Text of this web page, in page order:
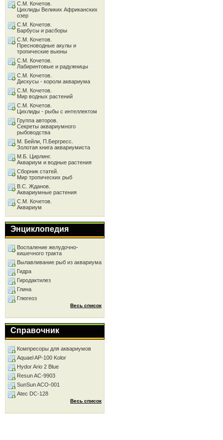
С.М. Кочетов.
Цихлиды Великих Африканских
озер
С.М. Кочетов.
Барбусы и расборы
С.М. Кочетов.
Пресноводные акулы и
тропические вьюны
С.М. Кочетов.
Лабиринтовые и радужницы
С.М. Кочетов.
Дискусы - короли аквариума
С.М. Кочетов.
Мир водных растений
С.М. Кочетов.
Цихлиды - рыбы с интеллектом
Группа авторов.
Секреты аквариумного
рыбоводства
М. Бейли, П.Бергресс.
Золотая книга аквариумиста
М.Б. Цирлинг.
Аквариум и водные растения
Сборник статей.
Мир тропических рыб
В.С. Жданов.
Аквариумные растения
С.М. Кочетов.
Аквариум
Энциклопедия
Воспаление желудочно-
кишечного тракта
Вылавливание рыб из аквариума
Гидра
Гиродактилез
Глина
Глюгеоз
Весь список
Справочник
Компресоры для аквариумов
Aquael AP-100 Kolor
Hydor Ario 2 Blue
Resun AC-9903
SunSun ACO-001
Atec DC-128
Весь список